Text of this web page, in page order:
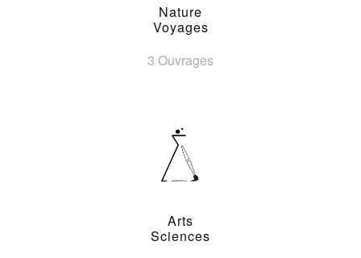
Nature
Voyages
3 Ouvrages
Arts
Sciences